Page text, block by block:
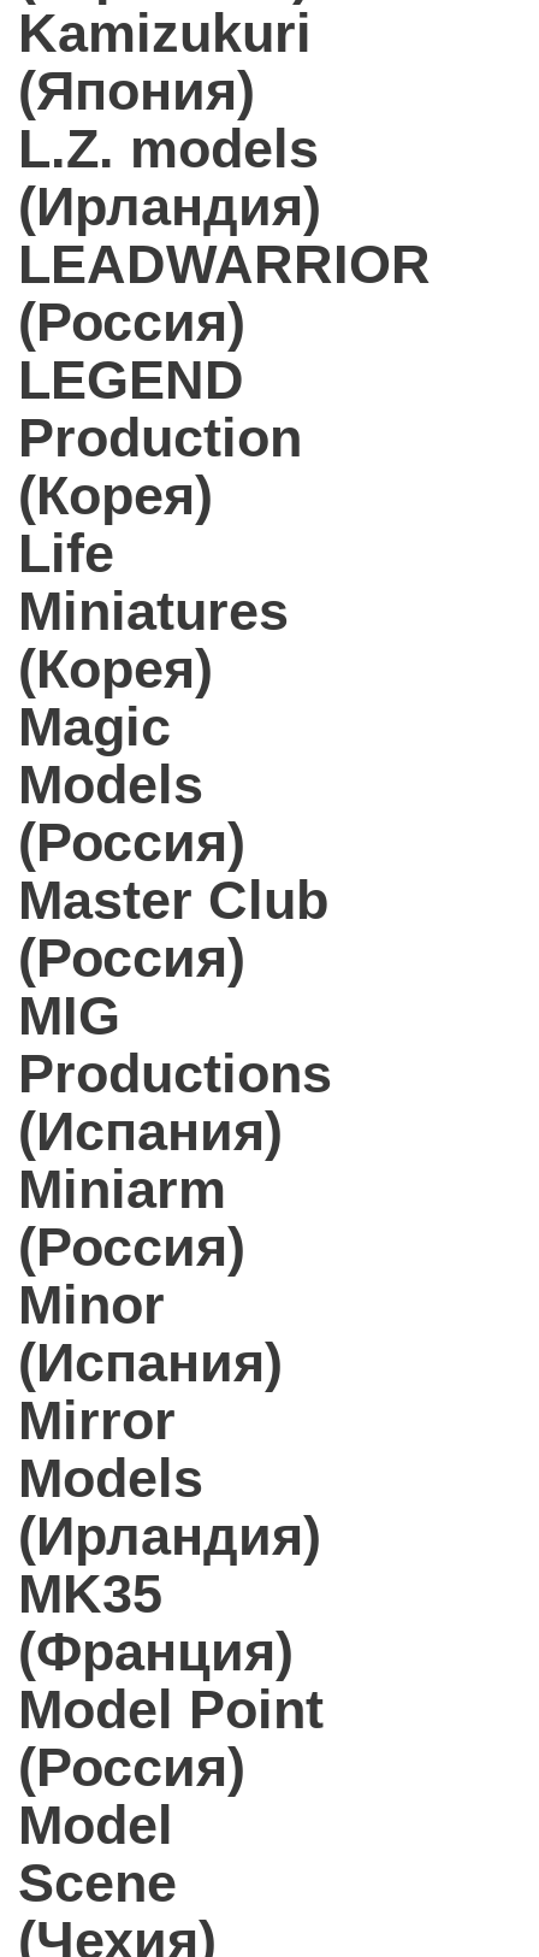
Kamizukuri
(Япония)
L.Z. models
(Ирландия)
LEADWARRIOR
(Россия)
LEGEND
Production
(Корея)
Life
Miniatures
(Корея)
Magic
Models
(Россия)
Master Club
(Россия)
MIG
Productions
(Испания)
Miniarm
(Россия)
Minor
(Испания)
Mirror
Models
(Ирландия)
MK35
(Франция)
Model Point
(Россия)
Model
Scene
(Чехия)